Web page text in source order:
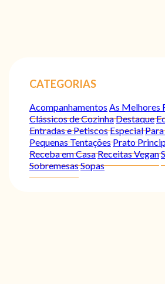
CATEGORIAS
Acompanhamentos As Melhores
Clássicos de CozinhaDestaque
Entradas e PetiscosEspecial
Pequenas TentaçõesPrato
Receba em CasaReceitas Vegan
SobremesasSopas